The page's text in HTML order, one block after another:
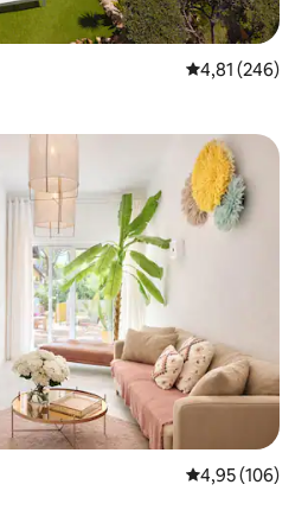
Prosječna
4,81 (246)
Prosječna
4,95 (106)